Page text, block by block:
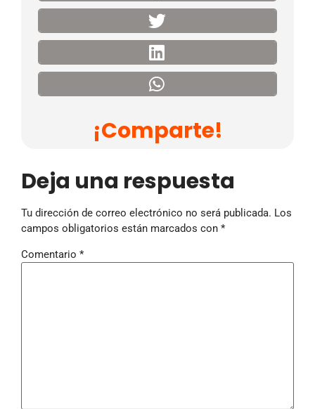
¡Comparte!
Deja una respuesta
Tu dirección de correo electrónico no será publicada. Los
campos obligatorios están marcados con *
Comentario *